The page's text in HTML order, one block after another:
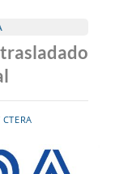
CTERA